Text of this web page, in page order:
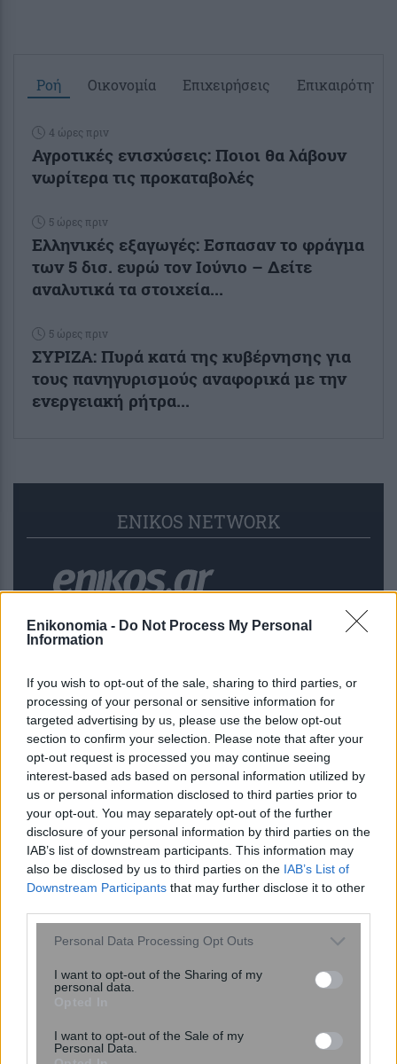
Enikonomia - Do Not Process My Personal
Information
If you wish to opt-out of the sale, sharing to third parties, or
processing of your personal or sensitive information for
targeted advertising by us, please use the below opt-out
section to confirm your selection. Please note that after your
opt-out request is processed you may continue seeing
interest-based ads based on personal information utilized by
us or personal information disclosed to third parties prior to
your opt-out. You may separately opt-out of the further
disclosure of your personal information by third parties on the
IAB’s list of downstream participants. This information may
also be disclosed by us to third parties on the IAB’s List of
Downstream Participants that may further disclose it to other
Please note that this website/app uses one or more Google
not limited to your visit or usage behaviour. You may click to
grant or deny consent to Google and its third-party tags to
consent section.
Personal Data Processing Opt Outs
I want to opt-out of the Sharing of my
personal data.
I want to opt-out of the Sale of my
Personal Data.
Ροή Οικονομία Επιχειρήσεις Επικαιρότητα
4 ώρες πριν
Αγροτικές ενισχύσεις: Ποιοι θα λάβουν
νωρίτερα τις προκαταβολές
5 ώρες πριν
Ελληνικές εξαγωγές: Εσπασαν το φράγμα
των 5 δισ. ευρώ τον Ιούνιο – Δείτε
αναλυτικά τα στοιχεία...
5 ώρες πριν
ΣΥΡΙΖΑ: Πυρά κατά της κυβέρνησης για
τους πανηγυρισμούς αναφορικά με την
ενεργειακή ρήτρα...
ENIKOS NETWORK
Κόντρα Μαδρίτης – Ρώμης για τη
Θέουτα: Η Ισπανία επιβάλλει
ελέγχους σε πτήσεις και πλοία από
την Ιταλία